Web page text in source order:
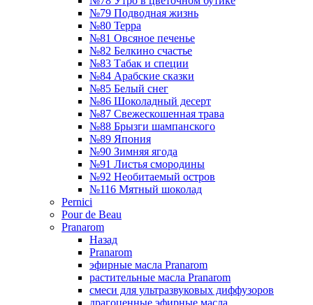
№79 Подводная жизнь
№80 Терра
№81 Овсяное печенье
№82 Белкино счастье
№83 Табак и специи
№84 Арабские сказки
№85 Белый снег
№86 Шоколадный десерт
№87 Свежескошенная трава
№88 Брызги шампанского
№89 Япония
№90 Зимняя ягода
№91 Листья смородины
№92 Необитаемый остров
№116 Мятный шоколад
Pernici
Pour de Beau
Pranarom
Назад
Pranarom
эфирные масла Pranarom
растительные масла Pranarom
смеси для ультразвуковых диффузоров
драгоценные эфирные масла